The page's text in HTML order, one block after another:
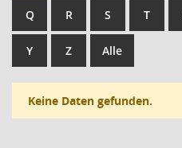
Q R S T
Y Z Alle
Keine Daten gefunden.